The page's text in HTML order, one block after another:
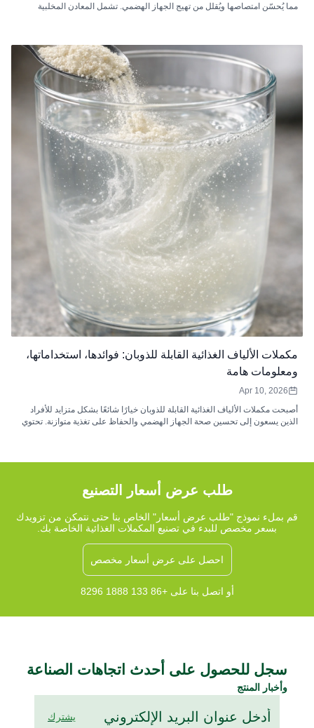
مما يُحسّن امتصاصها ويُقلل من تهيج الجهاز الهضمي. تشمل المعادن المخلبية
مثالية للأفراد الذين يعانون من حساسية في الجهاز الهضمي، أو لديهم احتياجات
معدنية أعلى، أو نقص في العناصر الغذائية. عند دمجها مع نظام غذائي متوازن ونمط
حياة صحي، تُحسّن المعادن المخلبية من استفادة الجسم من المعادن والصحة
مكملات الألياف الغذائية القابلة للذوبان: فوائدها، استخداماتها،
ومعلومات هامة
Apr 10, 2026
أصبحت مكملات الألياف الغذائية القابلة للذوبان خيارًا شائعًا بشكل متزايد للأفراد
الذين يسعون إلى تحسين صحة الجهاز الهضمي والحفاظ على تغذية متوازنة. تحتوي
طلب عرض أسعار التصنيع
قم بملء نموذج "طلب عرض أسعار" الخاص بنا حتى نتمكن من تزويدك
بسعر مخصص للبدء في تصنيع المكملات الغذائية الخاصة بك.
احصل على عرض أسعار مخصص
أو اتصل بنا على +86 133 1888 8296
سجل للحصول على أحدث اتجاهات الصناعة
وأخبار المنتج
يشترك